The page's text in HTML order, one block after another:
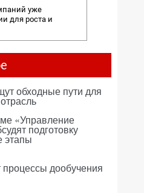
уже
для роста и
обходные пути для
«Управление
подготовку
этапы
дообучения